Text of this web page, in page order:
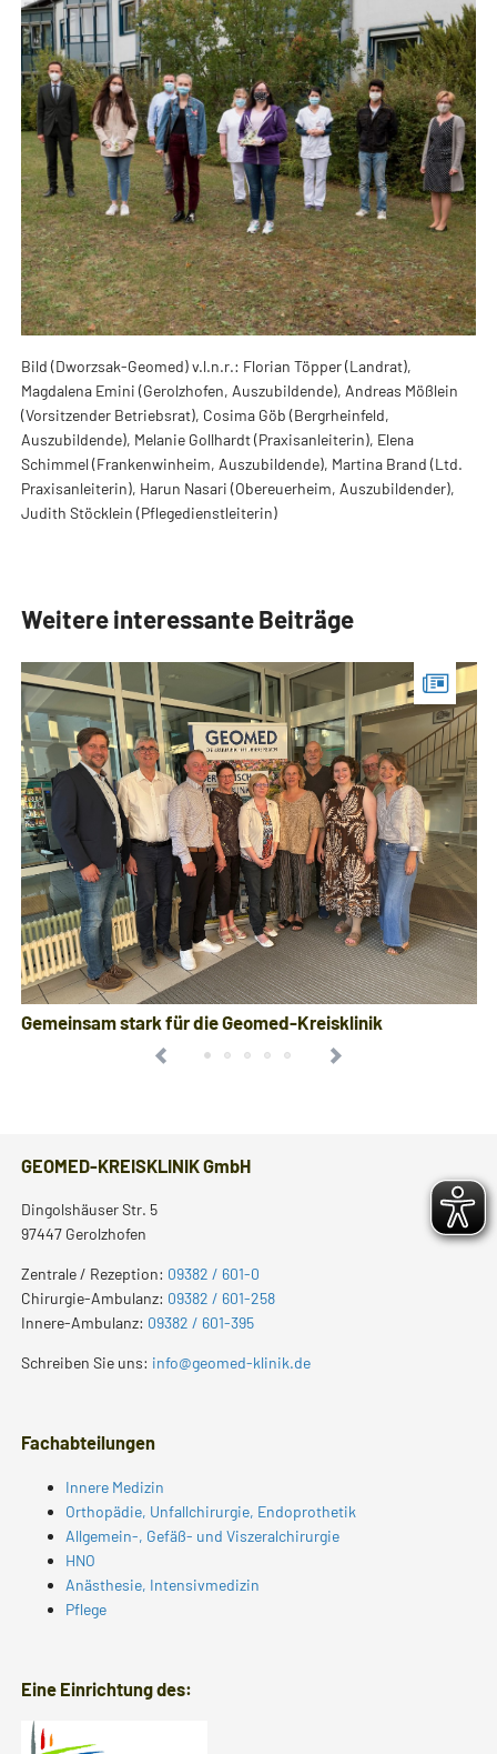
Bild (Dworzsak-Geomed) v.l.n.r.: Florian Töpper (Landrat),
Magdalena Emini (Gerolzhofen, Auszubildende), Andreas Mößlein
(Vorsitzender Betriebsrat), Cosima Göb (Bergrheinfeld,
Auszubildende), Melanie Gollhardt (Praxisanleiterin), Elena
Schimmel (Frankenwinheim, Auszubildende), Martina Brand (Ltd.
Praxisanleiterin), Harun Nasari (Obereuerheim, Auszubildender),
Judith Stöcklein (Pflegedienstleiterin)
Weitere interessante Beiträge
Gemeinsam stark für die Geomed-Kreisklinik
GEOMED-KREISKLINIK GmbH
Dingolshäuser Str. 5
97447 Gerolzhofen
Zentrale / Rezeption: 09382 / 601-0
Chirurgie-Ambulanz: 09382 / 601-258
Innere-Ambulanz: 09382 / 601-395
Schreiben Sie uns: info@geomed-klinik.de
Fachabteilungen
Innere Medizin
Orthopädie, Unfallchirurgie, Endoprothetik
Allgemein-, Gefäß- und Viszeralchirurgie
HNO
Anästhesie, Intensivmedizin
Pflege
Eine Einrichtung des: